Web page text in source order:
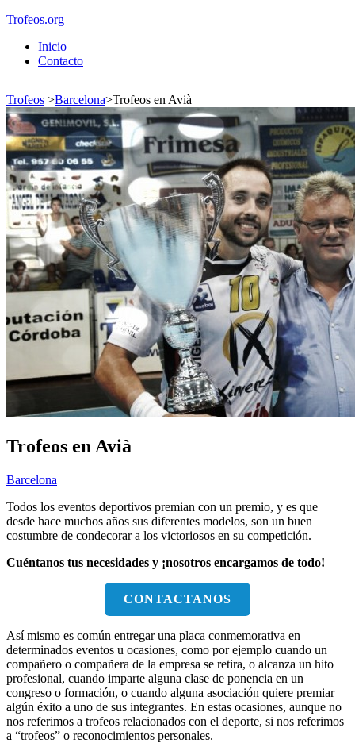
Trofeos.org
Inicio
Contacto
Trofeos >Barcelona>Trofeos en Avià
Trofeos en Avià
Barcelona
Todos los eventos deportivos premian con un premio, y es que
desde hace muchos años sus diferentes modelos, son un buen
costumbre de condecorar a los victoriosos en su competición.
Cuéntanos tus necesidades y ¡nosotros encargamos de todo!
CONTACTANOS
Así mismo es común entregar una placa conmemorativa en
determinados eventos u ocasiones, como por ejemplo cuando un
compañero o compañera de la empresa se retira, o alcanza un hito
profesional, cuando imparte alguna clase de ponencia en un
congreso o formación, o cuando alguna asociación quiere premiar
algún éxito a uno de sus integrantes. En estas ocasiones, aunque no
nos referimos a trofeos relacionados con el deporte, si nos referimos
a “trofeos” o reconocimientos personales.